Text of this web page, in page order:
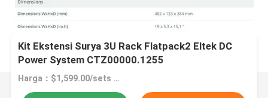
Kit Ekstensi Surya 3U Rack Flatpack2 Eltek DC
Power System CTZ00000.1255
Harga：$1,599.00/sets 1-9 sets